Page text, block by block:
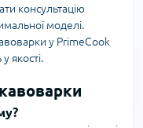
консультацію
моделі.
у PrimeCook
якості.